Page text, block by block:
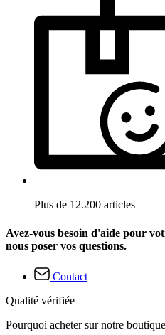
Plus de 12.200 articles
Avez-vous besoin d'aide pour
nous poser vos questions.
Contact
Qualité vérifiée
Pourquoi acheter sur notre